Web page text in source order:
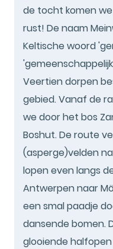
de tocht komen
rust! De naam
Keltische woord
Veertien dorpen
gebied. Vanaf de
we door het bos
Boshut. De route
(asperge)velden
lopen even langs
Antwerpen naar
een smal paadje
dansende bomen.
glooiende